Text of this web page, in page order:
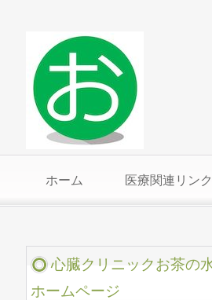
ホーム 医療関連リンク
心臓クリニックお茶の
ホームページ